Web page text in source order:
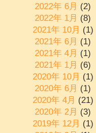
2022年 6月 (2)
2022年 1月 (8)
2021年 10月 (1)
2021年 6月 (1)
2021年 4月 (1)
2021年 1月 (6)
2020年 10月 (1)
2020年 6月 (1)
2020年 4月 (21)
2020年 2月 (3)
2019年 12月 (1)